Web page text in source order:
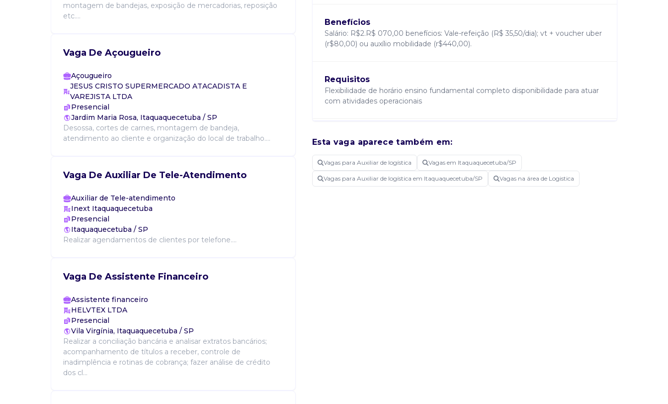
montagem de bandejas, exposição de mercadorias, reposição
etc....
Vaga De Açougueiro
Açougueiro
JESUS CRISTO SUPERMERCADO ATACADISTA E
VAREJISTA LTDA
Presencial
Jardim Maria Rosa, Itaquaquecetuba / SP
Desossa, cortes de carnes, montagem de bandeja,
atendimento ao cliente e organização do local de trabalho....
Vaga De Auxiliar De Tele-Atendimento
Auxiliar de Tele-atendimento
Inext Itaquaquecetuba
Presencial
Itaquaquecetuba / SP
Realizar agendamentos de clientes por telefone....
Vaga De Assistente Financeiro
Assistente financeiro
HELVTEX LTDA
Presencial
Vila Virgínia, Itaquaquecetuba / SP
Realizar a conciliação bancária e analisar extratos bancários;
acompanhamento de títulos a receber, controle de
inadimplência e rotinas de cobrança; fazer análise de crédito
dos cl...
Benefícios
Salário: R$2.R$ 070,00 benefícios: Vale-refeição (R$ 35,50/dia); vt + voucher uber
(r$80,00) ou auxílio mobilidade (r$440,00).
Requisitos
Flexibilidade de horário ensino fundamental completo disponibilidade para atuar
com atividades operacionais
Executar operações como recebimento, movimentação, conferência e
expedição de produtos. Realizar separação e etiquetagem de pacotes, coleta de
dados de pedidos e movimentação de mercadorias.
Esta vaga aparece também em:
Vagas para Auxiliar de logística Vagas em Itaquaquecetuba/SP
Vagas para Auxiliar de logística em Itaquaquecetuba/SP Vagas na área de Logistica